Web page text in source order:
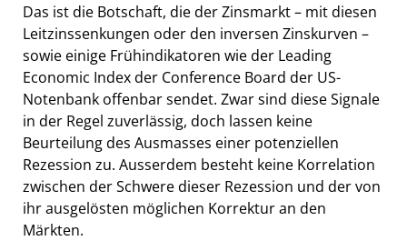
Das ist die Botschaft, die der Zinsmarkt – mit diesen
Leitzinssenkungen oder den inversen Zinskurven –
sowie einige Frühindikatoren wie der Leading
Economic Index der Conference Board der US-
Notenbank offenbar sendet. Zwar sind diese Signale
in der Regel zuverlässig, doch lassen keine
Beurteilung des Ausmasses einer potenziellen
Rezession zu. Ausserdem besteht keine Korrelation
zwischen der Schwere dieser Rezession und der von
ihr ausgelösten möglichen Korrektur an den
Märkten.